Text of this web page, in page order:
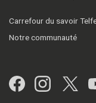
Carrefour du savoir
Notre communauté
Facebook